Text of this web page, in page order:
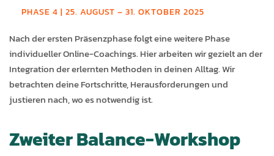
PHASE 4 | 25. AUGUST – 31. OKTOBER 2025
Nach der ersten Präsenzphase folgt eine weitere Phase
individueller Online-Coachings. Hier arbeiten wir gezielt an der
Integration der erlernten Methoden in deinen Alltag. Wir
betrachten deine Fortschritte, Herausforderungen und
justieren nach, wo es notwendig ist.
Zweiter Balance-Workshop